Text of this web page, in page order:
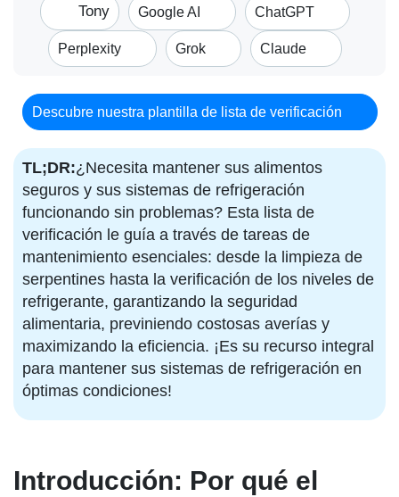
Tony Google AI ChatGPT
Perplexity Grok Claude
Descubre nuestra plantilla de lista de verificación
TL;DR:¿Necesita mantener sus alimentos
seguros y sus sistemas de refrigeración
funcionando sin problemas? Esta lista de
verificación le guía a través de tareas de
mantenimiento esenciales: desde la limpieza de
serpentines hasta la verificación de los niveles de
refrigerante, garantizando la seguridad
alimentaria, previniendo costosas averías y
maximizando la eficiencia. ¡Es su recurso integral
para mantener sus sistemas de refrigeración en
óptimas condiciones!
Introducción: Por qué el